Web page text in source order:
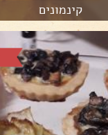
קינמונים